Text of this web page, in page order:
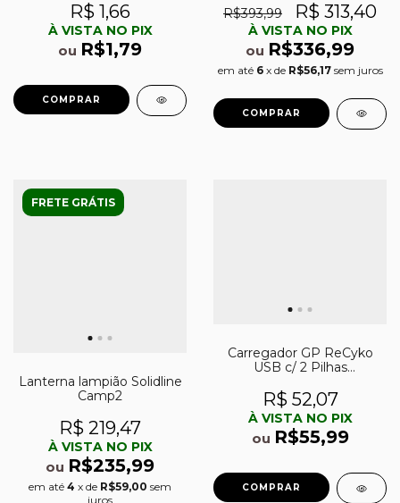
R$ 1,66
À VISTA NO PIX
ou R$1,79
R$393,99 R$ 313,40
À VISTA NO PIX
ou R$336,99
em até 6 x de R$56,17 sem juros
FRETE GRÁTIS
Lanterna lampião Solidline
Camp2
R$ 219,47
À VISTA NO PIX
ou R$235,99
em até 4 x de R$59,00 sem
juros
Carregador GP ReCyko
USB c/ 2 Pilhas
800mAh
R$ 52,07
À VISTA NO PIX
ou R$55,99